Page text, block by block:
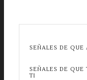
SEÑALES DE
SEÑALES DE
TI